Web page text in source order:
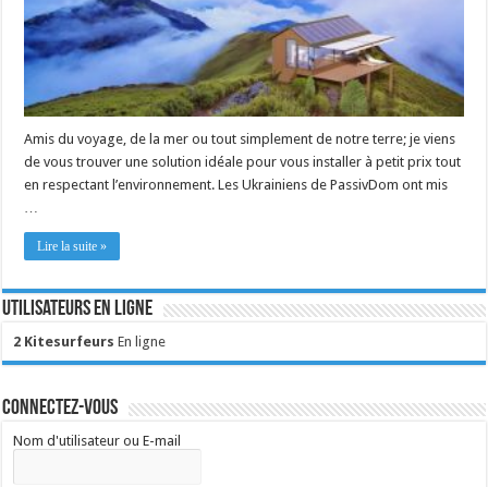
Amis du voyage, de la mer ou tout simplement de notre terre; je viens
de vous trouver une solution idéale pour vous installer à petit prix tout
en respectant l’environnement. Les Ukrainiens de PassivDom ont mis
Lire la suite »
Utilisateurs en ligne
2 Kitesurfeurs En ligne
Connectez-vous
Nom d'utilisateur ou E-mail